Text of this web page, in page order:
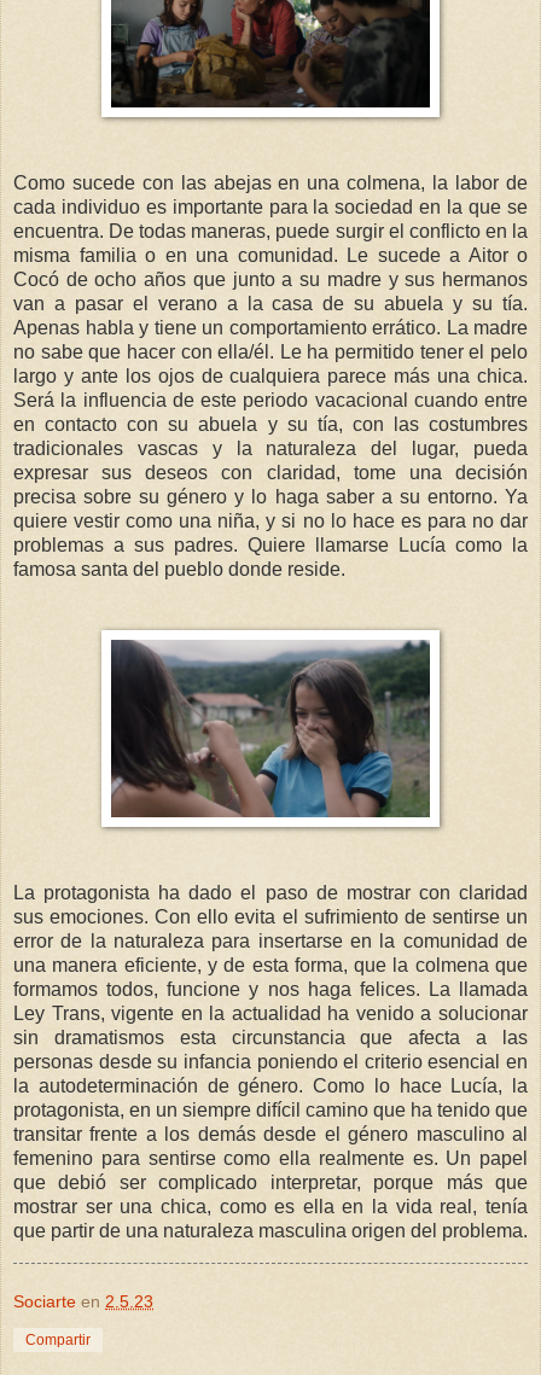
Como sucede con las abejas en una colmena, la labor de
cada individuo es importante para la sociedad en la que se
encuentra. De todas maneras, puede surgir el conflicto en la
misma familia o en una comunidad. Le sucede a Aitor o
Cocó de ocho años que junto a su madre y sus hermanos
van a pasar el verano a la casa de su abuela y su tía.
Apenas habla y tiene un comportamiento errático. La madre
no sabe que hacer con ella/él. Le ha permitido tener el pelo
largo y ante los ojos de cualquiera parece más una chica.
Será la influencia de este periodo vacacional cuando entre
en contacto con su abuela y su tía, con las costumbres
tradicionales vascas y la naturaleza del lugar, pueda
expresar sus deseos con claridad, tome una decisión
precisa sobre su género y lo haga saber a su entorno. Ya
quiere vestir como una niña, y si no lo hace es para no dar
problemas a sus padres. Quiere llamarse Lucía como la
famosa santa del pueblo donde reside.
La protagonista ha dado el paso de mostrar con claridad
sus emociones. Con ello evita el sufrimiento de sentirse un
error de la naturaleza para insertarse en la comunidad de
una manera eficiente, y de esta forma, que la colmena que
formamos todos, funcione y nos haga felices. La llamada
Ley Trans, vigente en la actualidad ha venido a solucionar
sin dramatismos esta circunstancia que afecta a las
personas desde su infancia poniendo el criterio esencial en
la autodeterminación de género. Como lo hace Lucía, la
protagonista, en un siempre difícil camino que ha tenido que
transitar frente a los demás desde el género masculino al
femenino para sentirse como ella realmente es. Un papel
que debió ser complicado interpretar, porque más que
mostrar ser una chica, como es ella en la vida real, tenía
que partir de una naturaleza masculina origen del problema.
Sociarte en 2.5.23
Compartir